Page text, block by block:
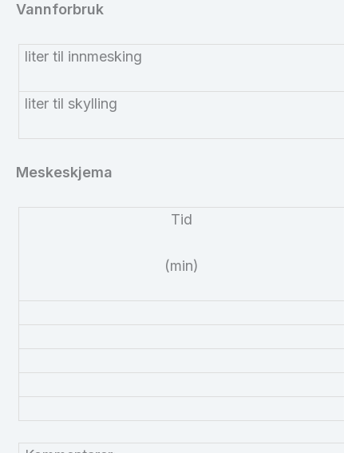
Vannforbruk
liter til innmesking
liter til skylling
Meskeskjema
Tid
(min)